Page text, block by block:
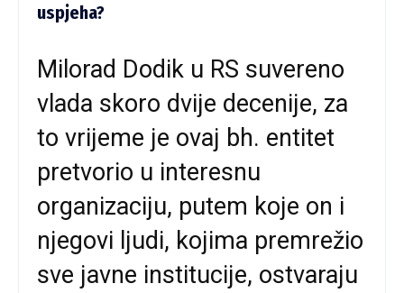
uspjeha?
Milorad Dodik u RS suvereno
vlada skoro dvije decenije, za
to vrijeme je ovaj bh. entitet
pretvorio u interesnu
organizaciju, putem koje on i
njegovi ljudi, kojima premrežio
sve javne institucije, ostvaraju